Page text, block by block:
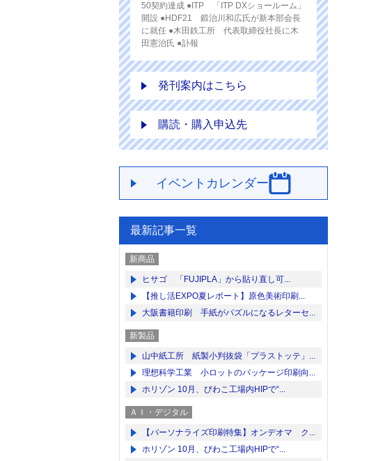
50契約達成 ●ITP 「ITP DXショールーム」
開設 ●HDF21 鍛治川和広氏が新本部会長
に就任 ●木田鉄工所 代表取締役社長に木
田憲治氏 ●訃報
発刊案内はこちら
購読・購入申込先
イベントカレンダー
最新記事一覧
新商品
ヒサゴ 「FUJIPLA」から貼り直し可...
【推し活EXPO夏レポート】原色美術印刷...
大阪書籍印刷 手紙がパズルになるレターセ...
新製品
山中紙工所 紙製小判抜袋「プラストッテ」...
理想科学工業 小ロットのパッケージ印刷向...
ホリゾン 10月、びわこ工場内HIPで“...
ＡＩ・デジタル
【パーソナライズ印刷特集】オンデオマ ク...
ホリゾン 10月、びわこ工場内HIPで“...